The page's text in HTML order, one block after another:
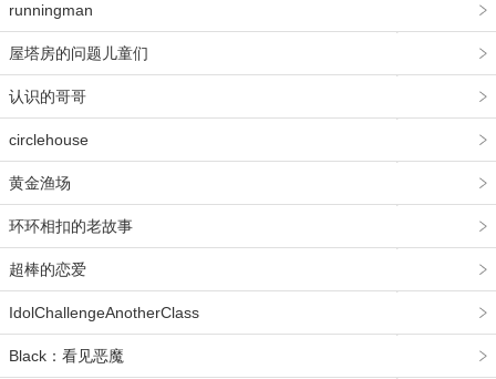
runningman
屋塔房的问题儿童们
认识的哥哥
circlehouse
黄金渔场
环环相扣的老故事
超棒的恋爱
IdolChallengeAnotherClass
Black：看见恶魔